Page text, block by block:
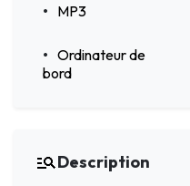
MP3
Ordinateur de
bord
Description